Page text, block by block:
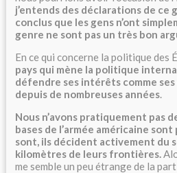
j’entends des déclarations de ce
conclus que les gens n’ont
genre ne sont pas un très bon
En ce qui concerne la politique des
pays qui mène la politique
défendre ses intérêts comme
depuis de nombreuses années.
Nous n’avons pratiquement pas
bases de l’armée américaine
sont, ils décident activement du
kilomètres de leurs frontières.
me semble un peu étrange de la